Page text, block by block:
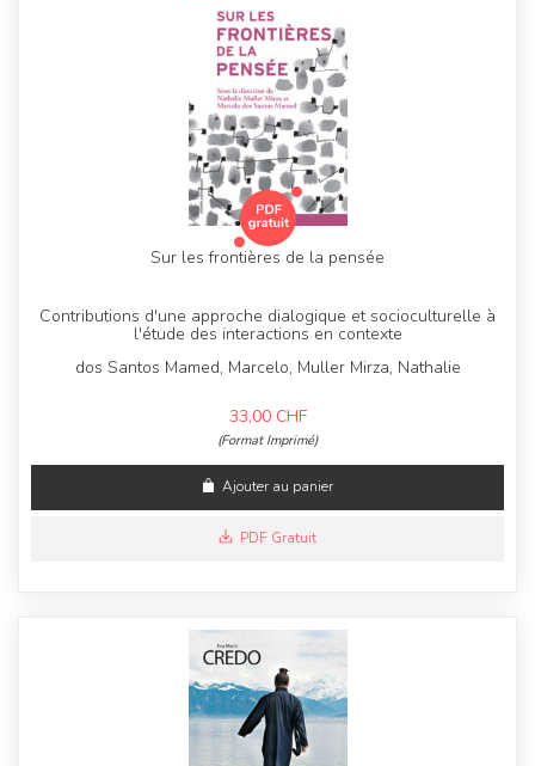
Sur les frontières de la pensée
Contributions d'une approche dialogique et socioculturelle à
l'étude des interactions en contexte
dos Santos Mamed, Marcelo, Muller Mirza, Nathalie
33,00 CHF
(Format Imprimé)
Ajouter au panier
PDF Gratuit